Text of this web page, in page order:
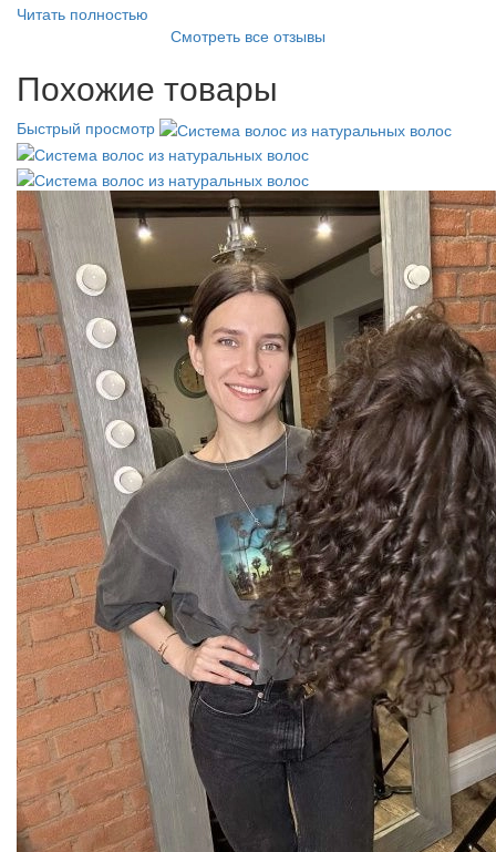
Читать полностью
Смотреть все отзывы
Похожие товары
Быстрый просмотр